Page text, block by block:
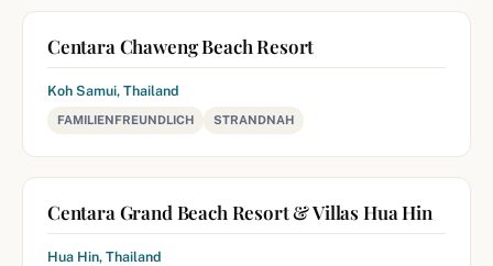
Centara Chaweng Beach Resort
Koh Samui, Thailand
FAMILIENFREUNDLICH STRANDNAH
Centara Grand Beach Resort & Villas Hua Hin
Hua Hin, Thailand